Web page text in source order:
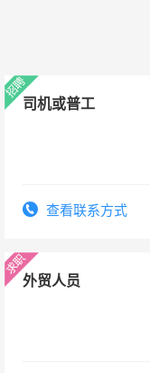
司机或普工
查看联系方式
外贸人员